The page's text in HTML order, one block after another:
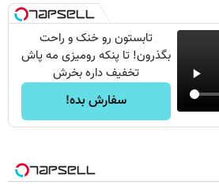
تابستون رو خنک و راحت
بگذرون! تا پنکه رومیزی مه پاش
تخفیف داره بخرش
سفارش بده!